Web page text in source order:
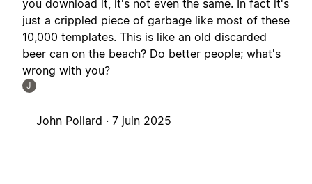
you download it, it's not even the same. In fact it's
just a crippled piece of garbage like most of these
10,000 templates. This is like an old discarded
beer can on the beach? Do better people; what's
wrong with you?
J
John Pollard · 7 juin 2025